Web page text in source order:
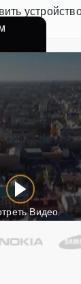
Видео